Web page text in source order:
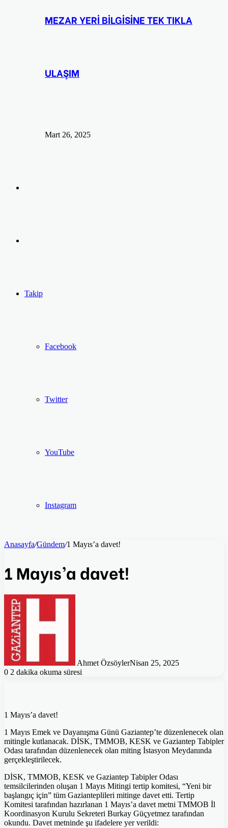
MEZAR YERİ BİLGİSİNE TEK TIKLA
ULAŞIM
Mart 26, 2025
...
Ol
Takip
Facebook
Twitter
YouTube
Instagram
Anasayfa/Gündem/1 Mayıs’a davet!
1 Mayıs’a davet!
Ahmet ÖzsöylerNisan 25, 2025
0 2 dakika okuma süresi
1 Mayıs’a davet!
1 Mayıs Emek ve Dayanışma Günü Gaziantep’te düzenlenecek olan
mitingle kutlanacak. DİSK, TMMOB, KESK ve Gaziantep Tabipler
Odası tarafından düzenlenecek olan miting İstasyon Meydanında
gerçekleştirilecek.
DİSK, TMMOB, KESK ve Gaziantep Tabipler Odası
temsilcilerinden oluşan 1 Mayıs Mitingi tertip komitesi, “Yeni bir
başlangıç için” tüm Gazianteplileri mitinge davet etti. Tertip
Komitesi tarafından hazırlanan 1 Mayıs’a davet metni TMMOB İl
Koordinasyon Kurulu Sekreteri Burkay Güçyetmez tarafından
okundu. Davet metninde şu ifadelere yer verildi: